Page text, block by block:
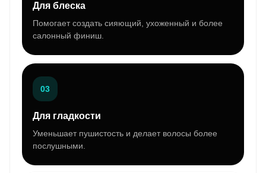
Для блеска
Помогает создать сияющий, ухоженный и более
салонный финиш.
03
Для гладкости
Уменьшает пушистость и делает волосы более
послушными.